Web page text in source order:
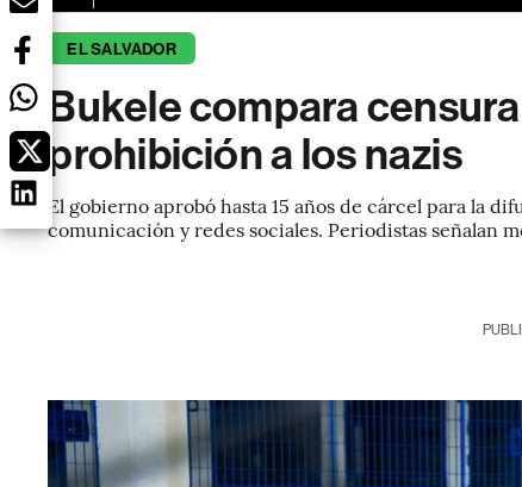
EL SALVADOR
Bukele compara
prohibición a los nazis
El gobierno aprobó hasta 15 años de cárcel para la
comunicación y redes sociales. Periodistas señalan